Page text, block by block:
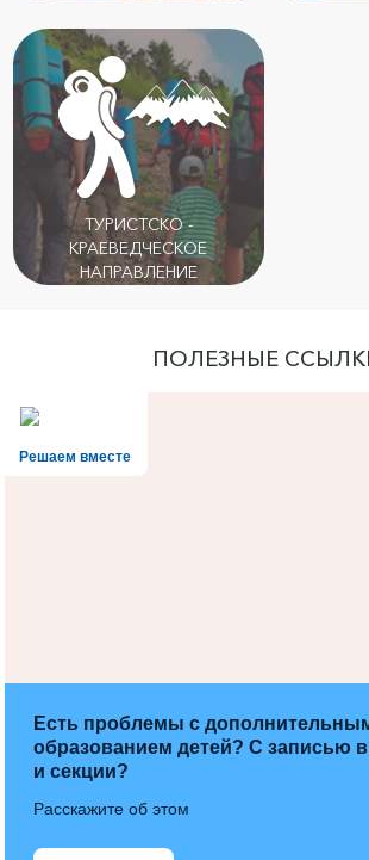
ТУРИСТСКО -
КРАЕВЕДЧЕСКОЕ
НАПРАВЛЕНИЕ
ПОЛЕЗНЫЕ
Решаем вместе
Есть проблемы с
образованием детей? С записью в
и секции?
Расскажите об этом